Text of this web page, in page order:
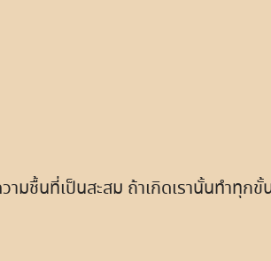
ามชื้นที่เป็นสะสม ถ้าเกิดเรานั้นทำทุกขั้